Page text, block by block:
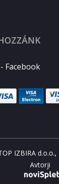
Facebook
IZBIRA
Avtorji